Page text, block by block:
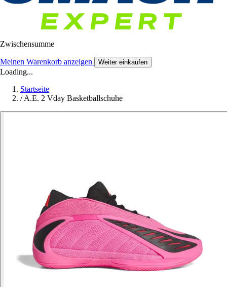
Zwischensumme
Meinen Warenkorb anzeigen Weiter einkaufen
Loading...
Startseite
/ A.E. 2 Vday Basketballschuhe